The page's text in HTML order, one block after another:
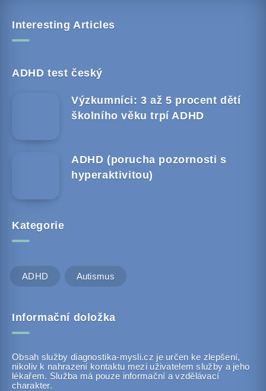
Interesting Articles
ADHD test český
Výzkumníci: 3 až 5 procent dětí
školního věku trpí ADHD
ADHD (porucha pozornosti s
hyperaktivitou)
Kategorie
ADHD Autismus
Informační doložka
Obsah služby diagnostika-mysli.cz je určen ke zlepšení,
nikoliv k nahrazení kontaktu mezi uživatelem služby a jeho
lékařem. Služba má pouze informační a vzdělávací
charakter.